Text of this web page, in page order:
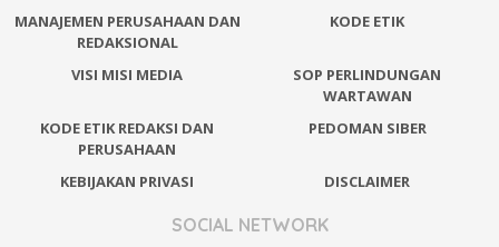
MANAJEMEN PERUSAHAAN DAN
REDAKSIONAL
KODE ETIK
VISI MISI MEDIA
SOP PERLINDUNGAN
WARTAWAN
KODE ETIK REDAKSI DAN
PERUSAHAAN
PEDOMAN SIBER
KEBIJAKAN PRIVASI DISCLAIMER
SOCIAL NETWORK